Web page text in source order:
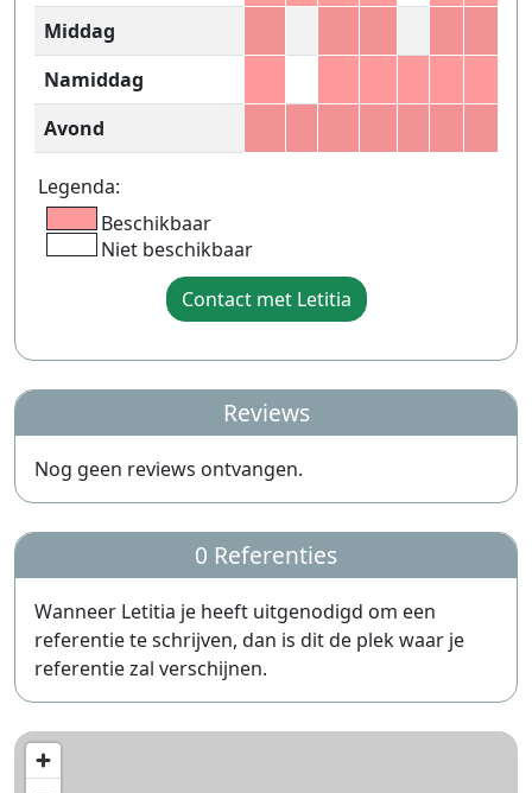
Middag
Namiddag
Avond
Legenda:
Beschikbaar
Niet beschikbaar
Contact met Letitia
Reviews
Nog geen reviews ontvangen.
0 Referenties
Wanneer Letitia je heeft uitgenodigd om een
referentie te schrijven, dan is dit de plek waar je
referentie zal verschijnen.